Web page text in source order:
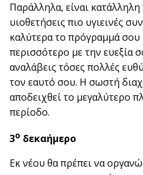
Παράλληλα, είναι κατάλληλη
υιοθετήσεις πιο υγιεινές
καλύτερα το πρόγραμμά σου
περισσότερο με την ευεξία
αναλάβεις τόσες πολλές
τον εαυτό σου. Η σωστή
αποδειχθεί το μεγαλύτερο
περίοδο.
3ο δεκαήμερο
Εκ νέου θα πρέπει να